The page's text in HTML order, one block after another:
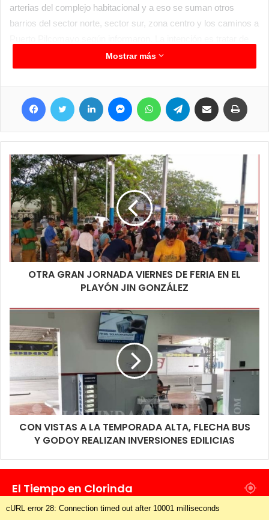
arterias del complejo habitacional y a eso se suman otros
barrios del sector norte, sector sur, zona centro y los caminos a
llegar a la mayor cantidad de barrios posibles y a todo lo que se
realiza tanto de mañana bien temprano como en las últimas
horas de la tarde se suma lo que se hace de manera
domiciliaria o las manzanas con los bloqueos a los lugares
donde existen casos positivos de dengue o chikungunya.
Siempre viene bien realizar la recomendación de mantener los
pueden acumular agua y sacarlos, los cacharros también son
lugares donde el mosquito puede procrearse y generar un
grave impacto no solo a la familia donde se instala sino a los
alrededores, por eso siempre es importante mantener limpios
todos los predios y como medida preventiva es fundamental el
uso del repelente.
Mostrar más
Facebook Twitter LinkedIn MessengerWhatsApp Telegram Compartir por correo electrónico
OTRA GRAN JORNADA VIERNES DE FERIA EN EL
PLAYÓN JIN GONZÁLEZ
CON VISTAS A LA TEMPORADA ALTA, FLECHA BUS
Y GODOY REALIZAN INVERSIONES EDILICIAS
El Tiempo en Clorinda
cURL error 28: Connection timed out after 10001 milliseconds